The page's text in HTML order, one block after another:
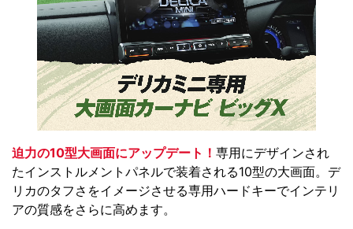
迫力の10型大画面にアップデート！ 専用にデザインされ
たインストルメントパネルで装着される10型の大画面。デ
リカのタフさをイメージさせる専用ハードキーでインテリ
アの質感をさらに高めます。